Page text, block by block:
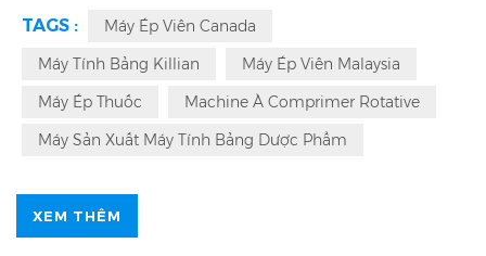
nghiệp và máy ép viên tự động tốc độ cao. chúng tôi
đã Sản Xuất Máy Ép Máy Tính Bảng Từ năm 1993. Giá
Máy Ép Máy Tính Bảng Với Nhiều Hình Dạng Khác
Chỗ, Bảo Dưỡng Máy Ép Máy Tính Bảng Miễn Phí
Suốt Đời.
TAGS :
Máy Ép Viên Canada
Máy Tính Bảng Killian
Máy Ép Viên Malaysia
Máy Ép Thuốc
Machine À Comprimer Rotative
Máy Sản Xuất Máy Tính Bảng Dược Phẩm
XEM THÊM